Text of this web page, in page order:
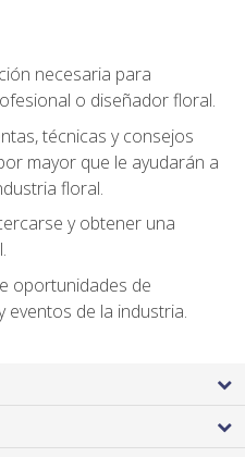
necesaria para
o diseñador floral.
técnicas y consejos
mayor que le ayudarán a
floral.
y obtener una
oportunidades de
eventos de la industria.